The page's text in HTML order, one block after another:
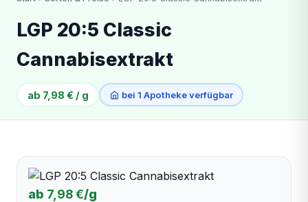
Cannabis MDMA Kokain Ketamin
LGP 20:5 Classic
Cannabisextrakt
ab 7,98 € / g bei 1 Apotheke verfügbar
ab 7,98 €/g